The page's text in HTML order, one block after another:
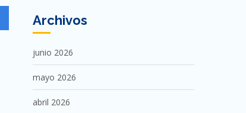
Archivos
junio 2026
mayo 2026
abril 2026